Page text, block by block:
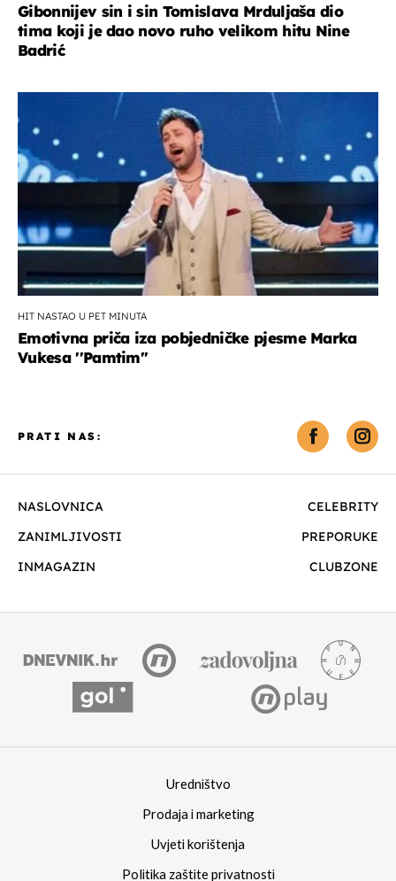
Gibonnijev sin i sin Tomislava Mrduljaša dio
tima koji je dao novo ruho velikom hitu Nine
Badrić
HIT NASTAO U PET MINUTA
Emotivna priča iza pobjedničke pjesme Marka
Vukesa ''Pamtim''
NASLOVNICA
CELEBRITY
ZANIMLJIVOSTI
PREPORUKE
INMAGAZIN
CLUBZONE
PRATI NAS:
Uredništvo
Prodaja i marketing
Uvjeti korištenja
Politika zaštite privatnosti